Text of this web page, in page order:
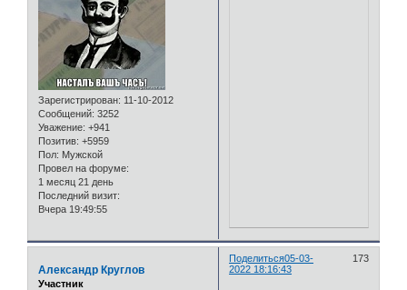
Зарегистрирован: 11-10-2012
Сообщений: 3252
Уважение: +941
Позитив: +5959
Пол: Мужской
Провел на форуме:
1 месяц 21 день
Последний визит:
Вчера 19:49:55
Поделиться 173
05-03-
2022 18:16:43
Александр Круглов
Участник